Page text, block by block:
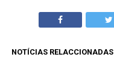
NOTÍCIAS RELACCIONADAS